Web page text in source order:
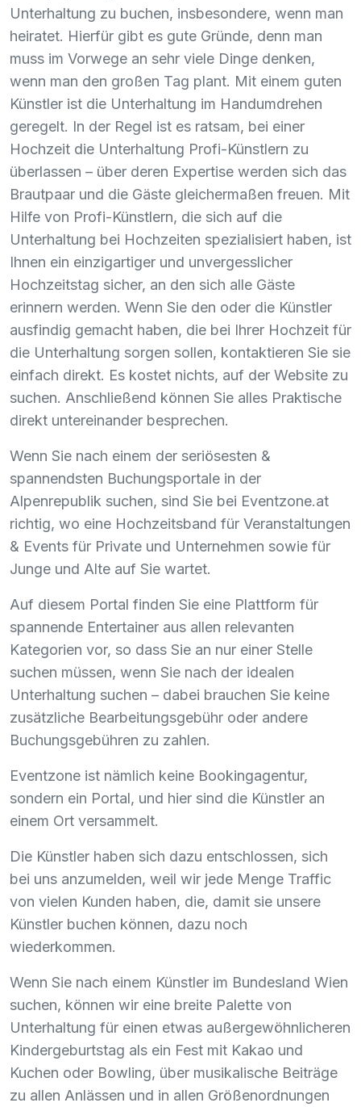
Unterhaltung zu buchen, insbesondere, wenn man
heiratet. Hierfür gibt es gute Gründe, denn man
muss im Vorwege an sehr viele Dinge denken,
wenn man den großen Tag plant. Mit einem guten
Künstler ist die Unterhaltung im Handumdrehen
geregelt. In der Regel ist es ratsam, bei einer
Hochzeit die Unterhaltung Profi-Künstlern zu
überlassen – über deren Expertise werden sich das
Brautpaar und die Gäste gleichermaßen freuen. Mit
Hilfe von Profi-Künstlern, die sich auf die
Unterhaltung bei Hochzeiten spezialisiert haben, ist
Ihnen ein einzigartiger und unvergesslicher
Hochzeitstag sicher, an den sich alle Gäste
erinnern werden. Wenn Sie den oder die Künstler
ausfindig gemacht haben, die bei Ihrer Hochzeit für
die Unterhaltung sorgen sollen, kontaktieren Sie sie
einfach direkt. Es kostet nichts, auf der Website zu
suchen. Anschließend können Sie alles Praktische
direkt untereinander besprechen.
Wenn Sie nach einem der seriösesten &
spannendsten Buchungsportale in der
Alpenrepublik suchen, sind Sie bei Eventzone.at
richtig, wo eine Hochzeitsband für Veranstaltungen
& Events für Private und Unternehmen sowie für
Junge und Alte auf Sie wartet.
Auf diesem Portal finden Sie eine Plattform für
spannende Entertainer aus allen relevanten
Kategorien vor, so dass Sie an nur einer Stelle
suchen müssen, wenn Sie nach der idealen
Unterhaltung suchen – dabei brauchen Sie keine
zusätzliche Bearbeitungsgebühr oder andere
Buchungsgebühren zu zahlen.
Eventzone ist nämlich keine Bookingagentur,
sondern ein Portal, und hier sind die Künstler an
einem Ort versammelt.
Die Künstler haben sich dazu entschlossen, sich
bei uns anzumelden, weil wir jede Menge Traffic
von vielen Kunden haben, die, damit sie unsere
Künstler buchen können, dazu noch
wiederkommen.
Wenn Sie nach einem Künstler im Bundesland Wien
suchen, können wir eine breite Palette von
Unterhaltung für einen etwas außergewöhnlicheren
Kindergeburtstag als ein Fest mit Kakao und
Kuchen oder Bowling, über musikalische Beiträge
zu allen Anlässen und in allen Größenordnungen